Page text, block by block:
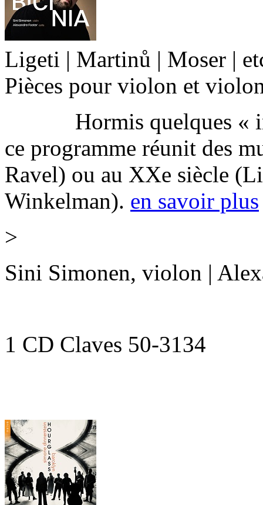
Ligeti | Martinů | Moser |
Pièces pour violon et
Hormis quelques «
ce programme réunit des
Ravel) ou au XXe siècle
Winkelman). en savoir plus
>
Sini Simonen, violon |
1 CD Claves 50-3134